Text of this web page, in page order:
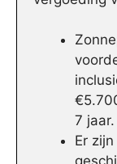
7 jaar.
Er